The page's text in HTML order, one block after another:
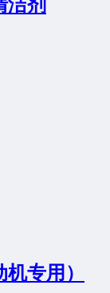
洁剂
专用）